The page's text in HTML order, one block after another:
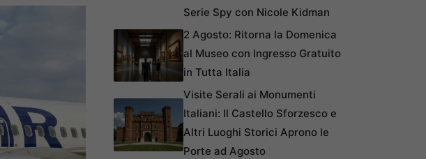
Serie Spy con Nicole Kidman
2 Agosto: Ritorna la Domenica
al Museo con Ingresso Gratuito
in Tutta Italia
Visite Serali ai Monumenti
Italiani: Il Castello Sforzesco e
Altri Luoghi Storici Aprono le
Porte ad Agosto